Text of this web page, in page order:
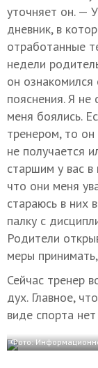
уточняет он. —
дневник, в
отработанные
недели
он
пояснения. Я не
меня боялись.
тренером, то он
не получается
старшим у вас
что они меня
стараюсь в них
палку с
Родители
меры
Сейчас тренер
дух. Главное,
виде спорта
Фото: